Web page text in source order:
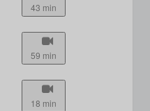
43 min
59 min
18 min